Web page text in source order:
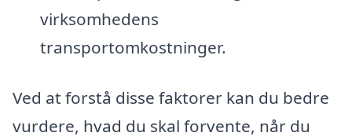
virksomhedens
transportomkostninger.
Ved at forstå disse faktorer kan du bedre
vurdere, hvad du skal forvente, når du